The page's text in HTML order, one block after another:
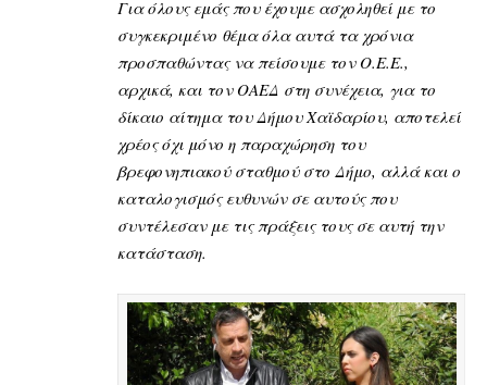
Για όλους εμάς που έχουμε ασχοληθεί με το
συγκεκριμένο θέμα όλα αυτά τα χρόνια
προσπαθώντας να πείσουμε τον Ο.Ε.Ε.,
αρχικά, και τον ΟΑΕΔ στη συνέχεια, για το
δίκαιο αίτημα του Δήμου Χαϊδαρίου, αποτελεί
χρέος όχι μόνο η παραχώρηση του
βρεφονηπιακού σταθμού στο Δήμο, αλλά και ο
καταλογισμός ευθυνών σε αυτούς που
συντέλεσαν με τις πράξεις τους σε αυτή την
κατάσταση.